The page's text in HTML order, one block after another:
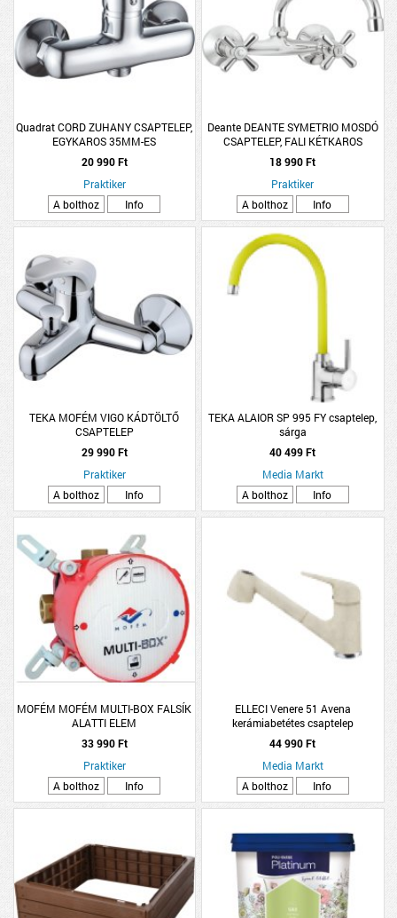
Quadrat CORD ZUHANY CSAPTELEP,
EGYKAROS 35MM-ES
KERÁMIABETÉT
20 990 Ft
Praktiker
A bolthoz
Info
Deante DEANTE SYMETRIO MOSDÓ
CSAPTELEP, FALI KÉTKAROS
18 990 Ft
Praktiker
A bolthoz
Info
TEKA MOFÉM VIGO KÁDTÖLTŐ
CSAPTELEP
29 990 Ft
Praktiker
A bolthoz
Info
TEKA ALAIOR SP 995 FY csaptelep,
sárga
40 499 Ft
Media Markt
A bolthoz
Info
MOFÉM MOFÉM MULTI-BOX FALSÍK
ALATTI ELEM
33 990 Ft
Praktiker
A bolthoz
Info
ELLECI Venere 51 Avena
kerámiabetétes csaptelep
(MGKVEN51)
44 990 Ft
Media Markt
A bolthoz
Info